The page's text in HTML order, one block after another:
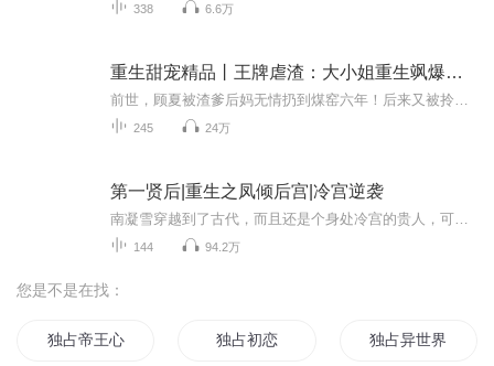
338 6.6万
重生甜宠精品丨王牌虐渣：大小姐重生飒爆全球
245 24万
第一贤后|重生之凤倾后宫|冷宫逆袭
144 94.2万
您是不是在找：
独占帝王心朕的冷情舞后独占初恋 独占异世界的头条